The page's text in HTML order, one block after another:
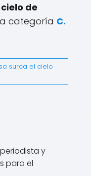
de
categoría C.
surca el cielo
y
para el